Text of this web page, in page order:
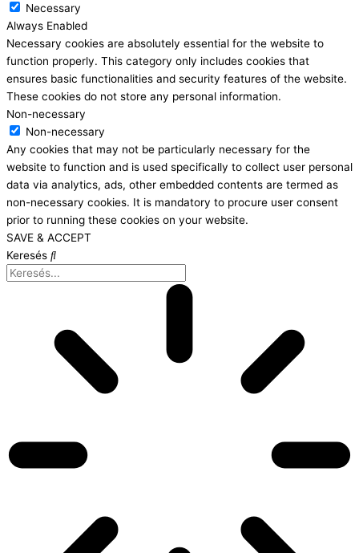
Necessary
Always Enabled
Necessary cookies are absolutely essential for the website to
function properly. This category only includes cookies that
ensures basic functionalities and security features of the website.
These cookies do not store any personal information.
Non-necessary
Non-necessary
Any cookies that may not be particularly necessary for the
website to function and is used specifically to collect user personal
data via analytics, ads, other embedded contents are termed as
non-necessary cookies. It is mandatory to procure user consent
prior to running these cookies on your website.
SAVE & ACCEPT
Keresés